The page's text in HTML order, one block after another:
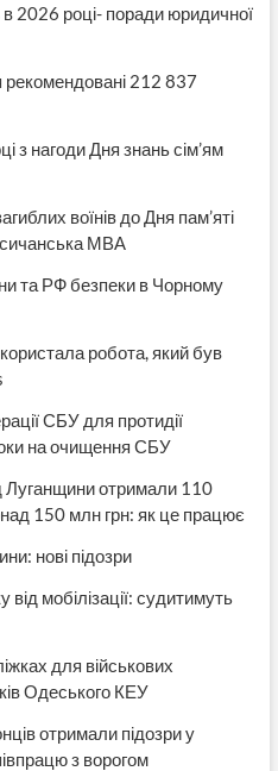
2026 році- поради юридичної
212 837
з нагоди Дня знань сім’ям
воїнів до Дня пам’яті
МВА
та РФ безпеки в Чорному
робота, який був
СБУ для протидії
на очищення СБУ
отримали 110
150 млн грн: як це працює
нові підозри
мобілізації: судитимуть
для військових
Одеського КЕУ
отримали підозри у
з ворогом